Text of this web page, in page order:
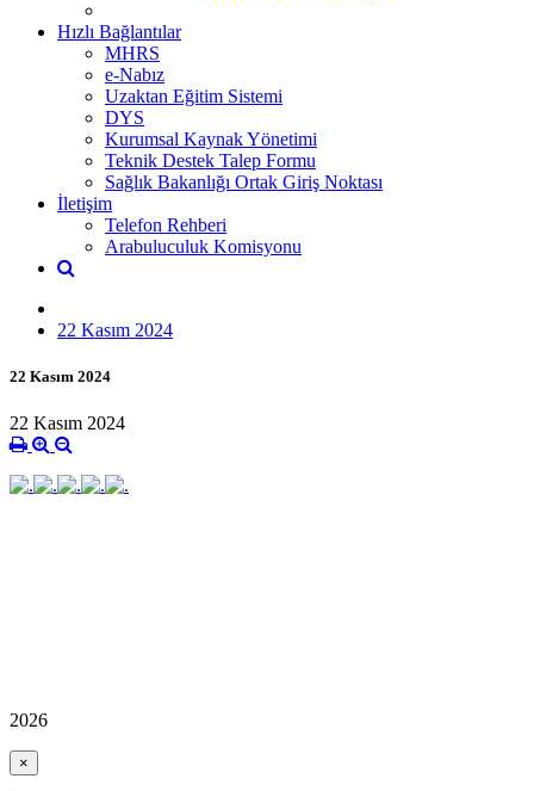
Hızlı Bağlantılar
MHRS
e-Nabız
Uzaktan Eğitim Sistemi
DYS
Kurumsal Kaynak Yönetimi
Teknik Destek Talep Formu
Sağlık Bakanlığı Ortak Giriş Noktası
İletişim
Telefon Rehberi
Arabuluculuk Komisyonu
22 Kasım 2024
22 Kasım 2024
22 Kasım 2024
2026
×